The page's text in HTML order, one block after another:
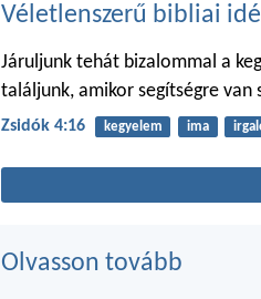
Véletlenszerű bibliai
Járuljunk tehát bizalommal a
találjunk, amikor segítségre van
Zsidók 4:16 kegyelem ima
Olvasson tovább